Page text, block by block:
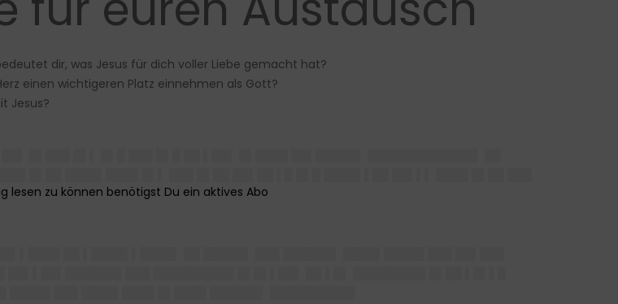
dir, was Jesus für dich voller Liebe gemacht hat?
einen wichtigeren Platz einnehmen als Gott?
Jesus?